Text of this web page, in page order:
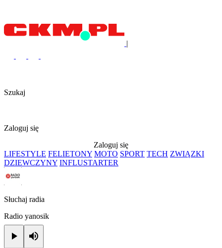
|
Szukaj
Zaloguj się
Zaloguj się
LIFESTYLE FELIETONY MOTO SPORT TECH ZWIĄZKI
DZIEWCZYNY INFLUSTARTER
Słuchaj radia
Radio yanosik
Play